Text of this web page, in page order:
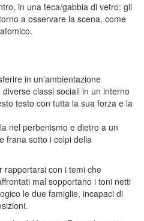
in una teca/gabbia di vetro: gli
a osservare la scena, come
in un’ambientazione
classi sociali in un interno
testo con tutta la sua forza e la
nel perbenismo e dietro a un
frana sotto i colpi della
rapportarsi con i temi che
mal sopportano i toni netti
le due famiglie, incapaci di